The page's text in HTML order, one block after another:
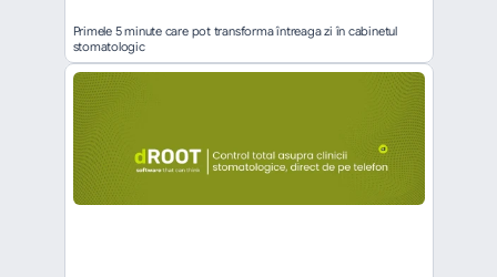
Primele 5 minute care pot transforma întreaga zi în cabinetul
stomatologic